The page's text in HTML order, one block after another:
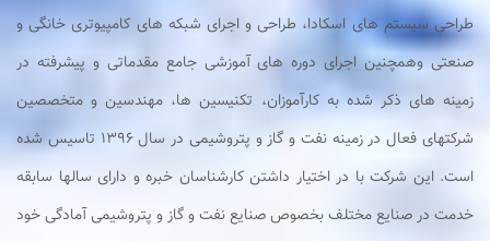
طراحی سیستم های اسکادا، طراحی و اجرای شبکه های کامپیوتری خانگی و
صنعتی وهمچنین اجرای دوره های آموزشی جامع مقدماتی و پیشرفته در
زمینه های ذکر شده به کارآموزان، تکنیسین ها، مهندسین و متخصصین
شرکتهای فعال در زمینه نفت و گاز و پتروشیمی در سال 1396 تاسیس شده
است. این شرکت با در اختیار داشتن کارشناسان خبره و دارای سالها سابقه
خدمت در صنایع مختلف بخصوص صنایع نفت و گاز و پتروشیمی آمادگی خود